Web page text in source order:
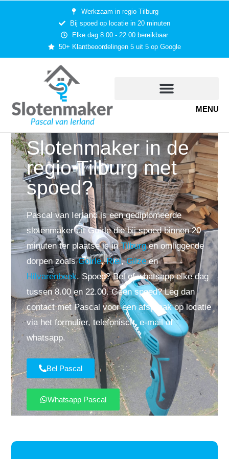
Werkzaam in regio Tilburg
Bij spoed op locatie in 20 minuten
Elke dag 8.00 - 22.00 bereikbaar
50+ Klantbeoordelingen 5 uit 5 op Google
MENU
Slotenmaker in de
regio Tilburg met
spoed?
Pascal van Ierland is een gediplomeerde
slotenmaker uit Goirle die bij spoed binnen 20
minuten ter plaatse is inTilburgen omliggende
dorpen zoalsGoirle,Riel,Gilzeen
Hilvarenbeek. Spoed? Bel of whatsapp elke dag
tussen 8.00 en 22.00. Geen spoed? Leg dan
contact met Pascal voor een afspraak op locatie
via het formulier, telefonisch, e-mail of
whatsapp.
Bel Pascal
Whatsapp Pascal